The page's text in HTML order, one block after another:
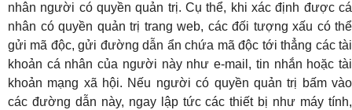
nhân người có quyền quản trị. Cụ thể, khi xác định được cá
nhân có quyền quản trị trang web, các đối tượng xấu có thể
gửi mã độc, gửi đường dẫn ẩn chứa mã độc tới thẳng các tài
khoản cá nhân của người này như e-mail, tin nhắn hoặc tài
khoản mạng xã hội. Nếu người có quyền quản trị bấm vào
các đường dẫn này, ngay lập tức các thiết bị như máy tính,